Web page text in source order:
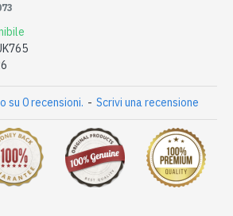
su 0 recensioni. - Scrivi una recensione